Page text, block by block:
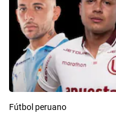
Fútbol peruano